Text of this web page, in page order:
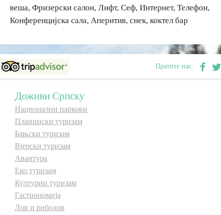
Сеоски туризам
Омладински туризам
Дестинације
Списак дестинација
Мапа дестинација
Манифестације
Смјештај
Мултимедија
веша, Фризерски салон, Лифт, Сеф, Интернет, Телефон,
Конференцијска сала, Аперитив, снек, коктел бар
Пратите нас:
Доживи Српску
Национални паркови
Планински туризам
Бањски туризам
Вјерски туризам
Авантура
Еко туризам
Културни туризам
Гастрономија
Лов и риболов
Сеоски туризам
Омладински туризам
Дестинације
Списак дестинација
Мапа дестинација
Манифестације
Смјештај
Мултимедија